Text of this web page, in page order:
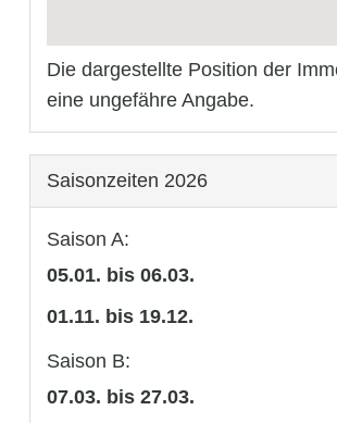
Die dargestellte Position der
eine ungefähre Angabe.
Saisonzeiten 2026
Saison A:
05.01. bis 06.03.
01.11. bis 19.12.
Saison B:
07.03. bis 27.03.